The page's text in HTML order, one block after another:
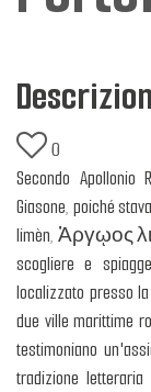
0
Secondo
Giasone, poiché
limèn, Ἀργῳος
scogliere e
localizzato presso
due ville marittime
testimoniano
tradizione